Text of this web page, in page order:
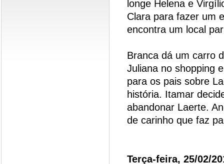
longe Helena e
Clara para fazer um
encontra um local
Branca dá um carro
Juliana no shopping
para os pais sobre
história. Itamar
abandonar Laerte.
de carinho que faz
Terça-feira, 25/02/